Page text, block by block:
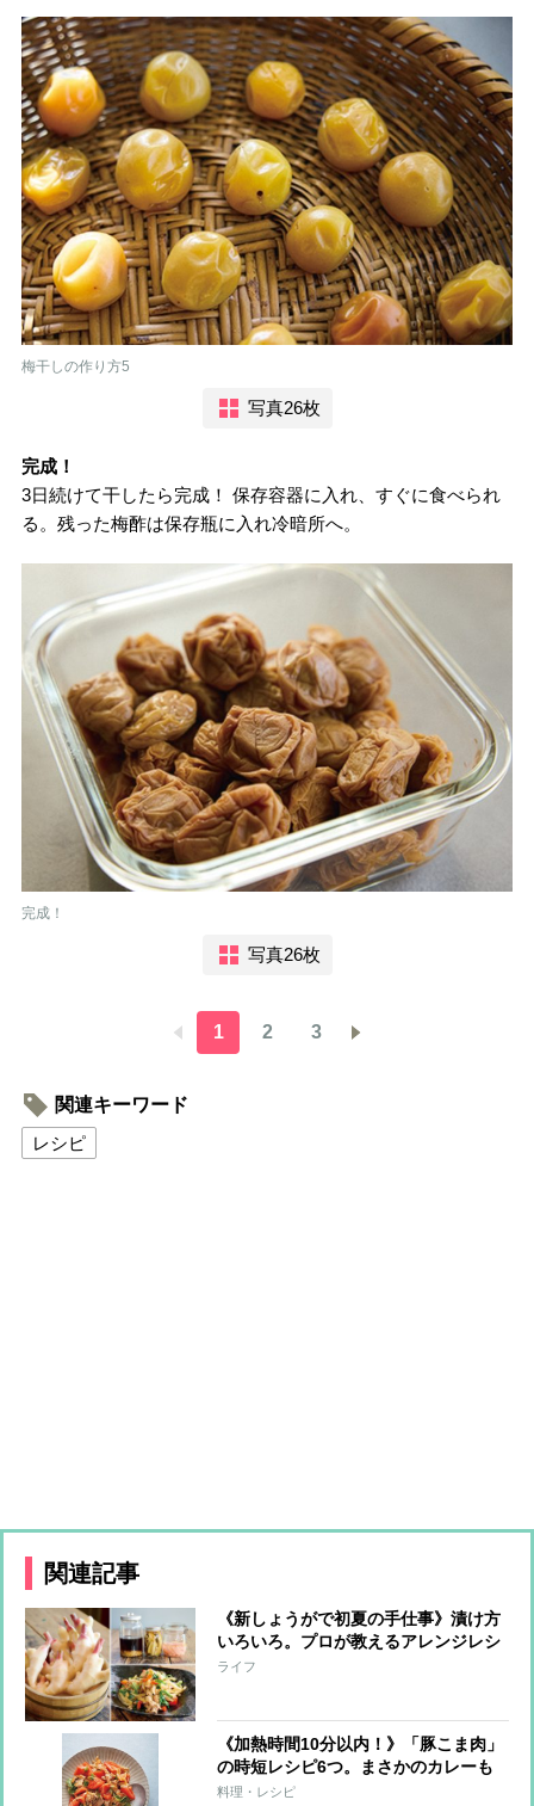
梅干しの作り方5
写真26枚
完成！
3日続けて干したら完成！ 保存容器に入れ、すぐに食べられ
る。残った梅酢は保存瓶に入れ冷暗所へ。
完成！
写真26枚
1 2 3
関連キーワード
レシピ
関連記事
《新しょうがで初夏の手仕事》漬け方
いろいろ。プロが教えるアレンジレシ
ピも必見！
ライフ
《加熱時間10分以内！》「豚こま肉」
の時短レシピ6つ。まさかのカレーも
煮込まずOK！
料理・レシピ